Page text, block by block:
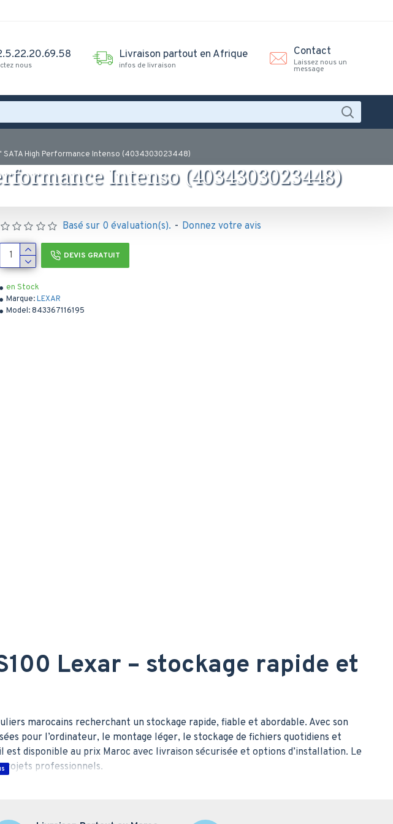
nous
Livraison partout en Afrique
infos de livraison
Contact
Laissez nous un
message
SATA High Performance Intenso (4034303023448)
Intenso (4034303023448)
en Stock
Marque:LEXAR
Model: 843367116195
Basé sur 0 évaluation(s). - Donnez votre avis
DEVIS GRATUIT
Lexar – stockage rapide et
marocains recherchant un stockage rapide, fiable et abordable. Avec son
pour l’ordinateur, le montage léger, le stockage de fichiers quotidiens et
disponible au prix Maroc avec livraison sécurisée et options d’installation. Le
professionnels.